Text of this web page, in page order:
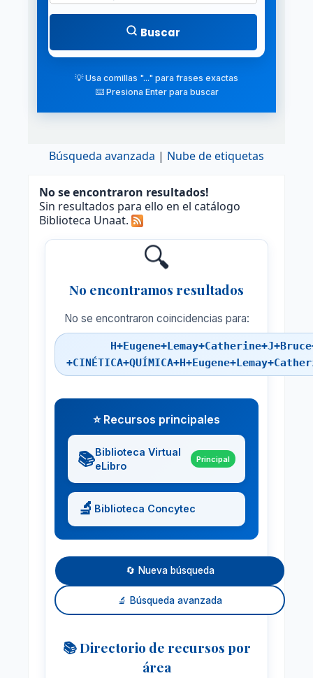
Buscar
💡 Usa comillas "..." para frases exactas
⌨️ Presiona Enter para buscar
Búsqueda avanzada Nube de etiquetas
No se encontraron resultados!
Sin resultados para ello en el catálogo
Biblioteca Unaat.
🔍
No encontramos resultados
No se encontraron coincidencias para:
⭐ Recursos principales
📚Biblioteca Virtual
eLibro
Principal
🔬 Biblioteca Concytec
🔄 Nueva búsqueda
🔬 Búsqueda avanzada
📚 Directorio de recursos por
área